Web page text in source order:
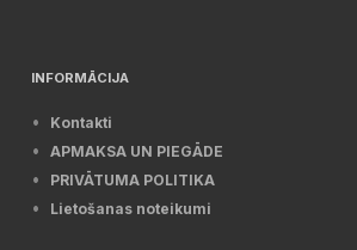
INFORMĀCIJA
Kontakti
APMAKSA UN PIEGĀDE
PRIVĀTUMA POLITIKA
Lietošanas noteikumi